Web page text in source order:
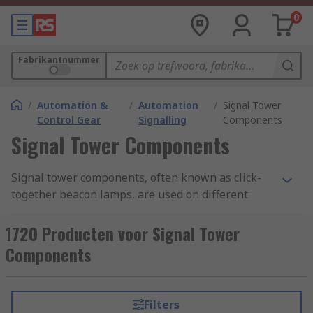
0
Fabrikantnummer
/ Automation &
Control Gear
/ Automation
Signalling
/ Signal Tower
Components
Signal Tower Components
Signal tower components, often known as click-
together beacon lamps, are used on different
warning messages and fault conditions by
providing a signal / visual alarm.
1720 Producten voor Signal Tower
Components
Filters